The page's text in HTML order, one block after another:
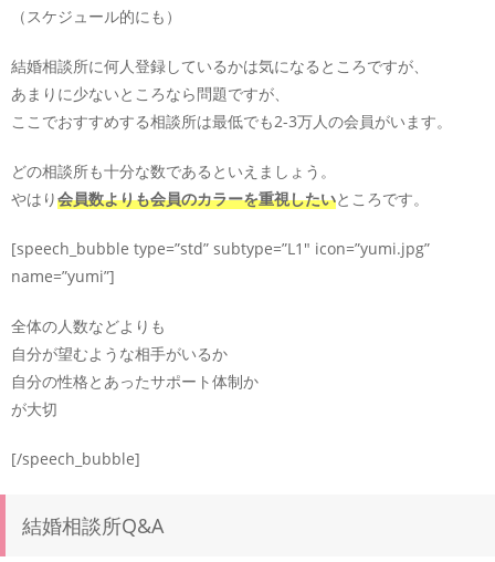
（スケジュール的にも）
結婚相談所に何人登録しているかは気になるところですが、
あまりに少ないところなら問題ですが、
ここでおすすめする相談所は最低でも2-3万人の会員がいます。
どの相談所も十分な数であるといえましょう。
やはり会員数よりも会員のカラーを重視したいところです。
[speech_bubble type=”std” subtype=”L1″ icon=”yumi.jpg”
name=”yumi”]
全体の人数などよりも
自分が望むような相手がいるか
自分の性格とあったサポート体制か
が大切
[/speech_bubble]
結婚相談所Q&A